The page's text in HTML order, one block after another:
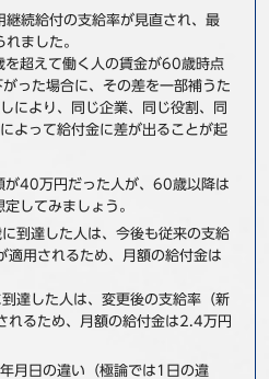
サステナビリティ 企業情報
版書籍
例
ナ−
ース
合わせ
続給付の支給率が見直され、最
ました。
超えて働く人の賃金が60歳時点
った場合に、その差を一部補うた
により、同じ企業、同じ役割、同
よって給付金に差が出ることが起
40万円だった人が、60歳以降は
してみましょう。
到達した人は、今後も従来の支給
適用されるため、月額の給付金は
達した人は、変更後の支給率（新
れるため、月額の給付金は2.4万円
月日の違い（極論では1日の違